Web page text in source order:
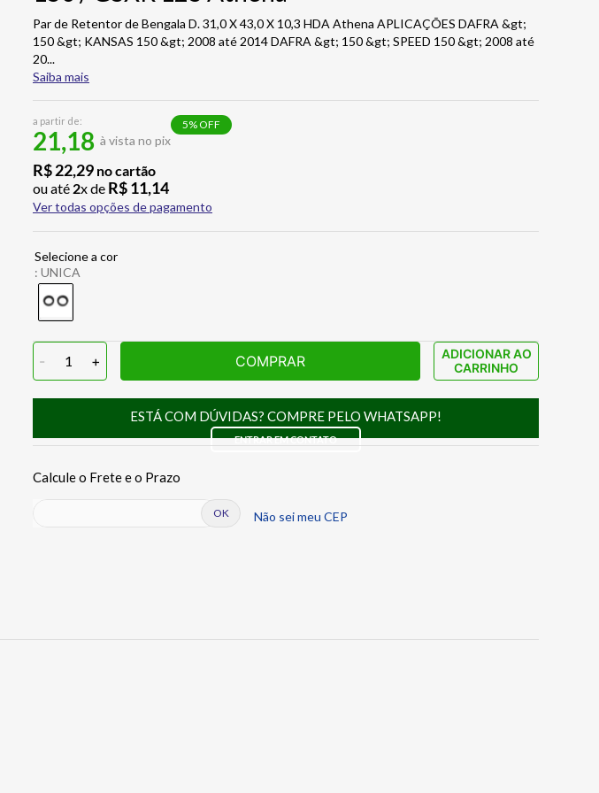
Par de Retentor de Bengala D. 31,0 X 43,0 X 10,3 HDA Athena APLICAÇÕES DAFRA &gt;
150 &gt; KANSAS 150 &gt; 2008 até 2014 DAFRA &gt; 150 &gt; SPEED 150 &gt; 2008 até
20...
Saiba mais
a partir de:
21,18 à vista no pix
5% OFF
R$22,29 no cartão
ou até 2x de R$11,14
Ver todas opções de pagamento
: UNICA
- 1 + COMPRAR
ADICIONAR AO
CARRINHO
ESTÁ COM DÚVIDAS? COMPRE PELO WHATSAPP!
ENTRAR EM CONTATO
Não sei meu CEP